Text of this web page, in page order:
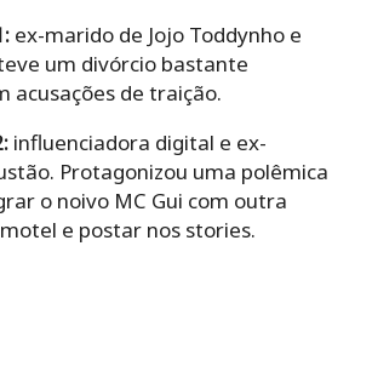
ex-marido de Jojo Toddynho e
um divórcio bastante
acusações de traição.
influenciadora digital e ex-
Protagonizou uma polêmica
o noivo MC Gui com outra
e postar nos stories.